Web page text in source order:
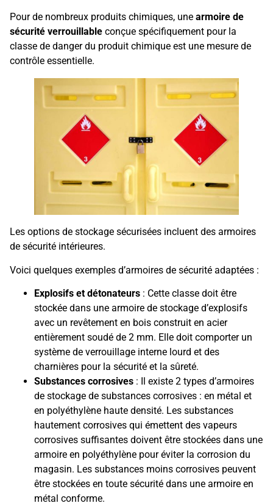
Pour de nombreux produits chimiques, une armoire de
sécurité verrouillable conçue spécifiquement pour la
classe de danger du produit chimique est une mesure de
contrôle essentielle.
Les options de stockage sécurisées incluent des armoires
de sécurité intérieures.
Voici quelques exemples d’armoires de sécurité adaptées :
Explosifs et détonateurs : Cette classe doit être
stockée dans une armoire de stockage d’explosifs
avec un revêtement en bois construit en acier
entièrement soudé de 2 mm. Elle doit comporter un
système de verrouillage interne lourd et des
charnières pour la sécurité et la sûreté.
Substances corrosives : Il existe 2 types d’armoires
de stockage de substances corrosives : en métal et
en polyéthylène haute densité. Les substances
hautement corrosives qui émettent des vapeurs
corrosives suffisantes doivent être stockées dans une
armoire en polyéthylène pour éviter la corrosion du
magasin. Les substances moins corrosives peuvent
être stockées en toute sécurité dans une armoire en
métal conforme.